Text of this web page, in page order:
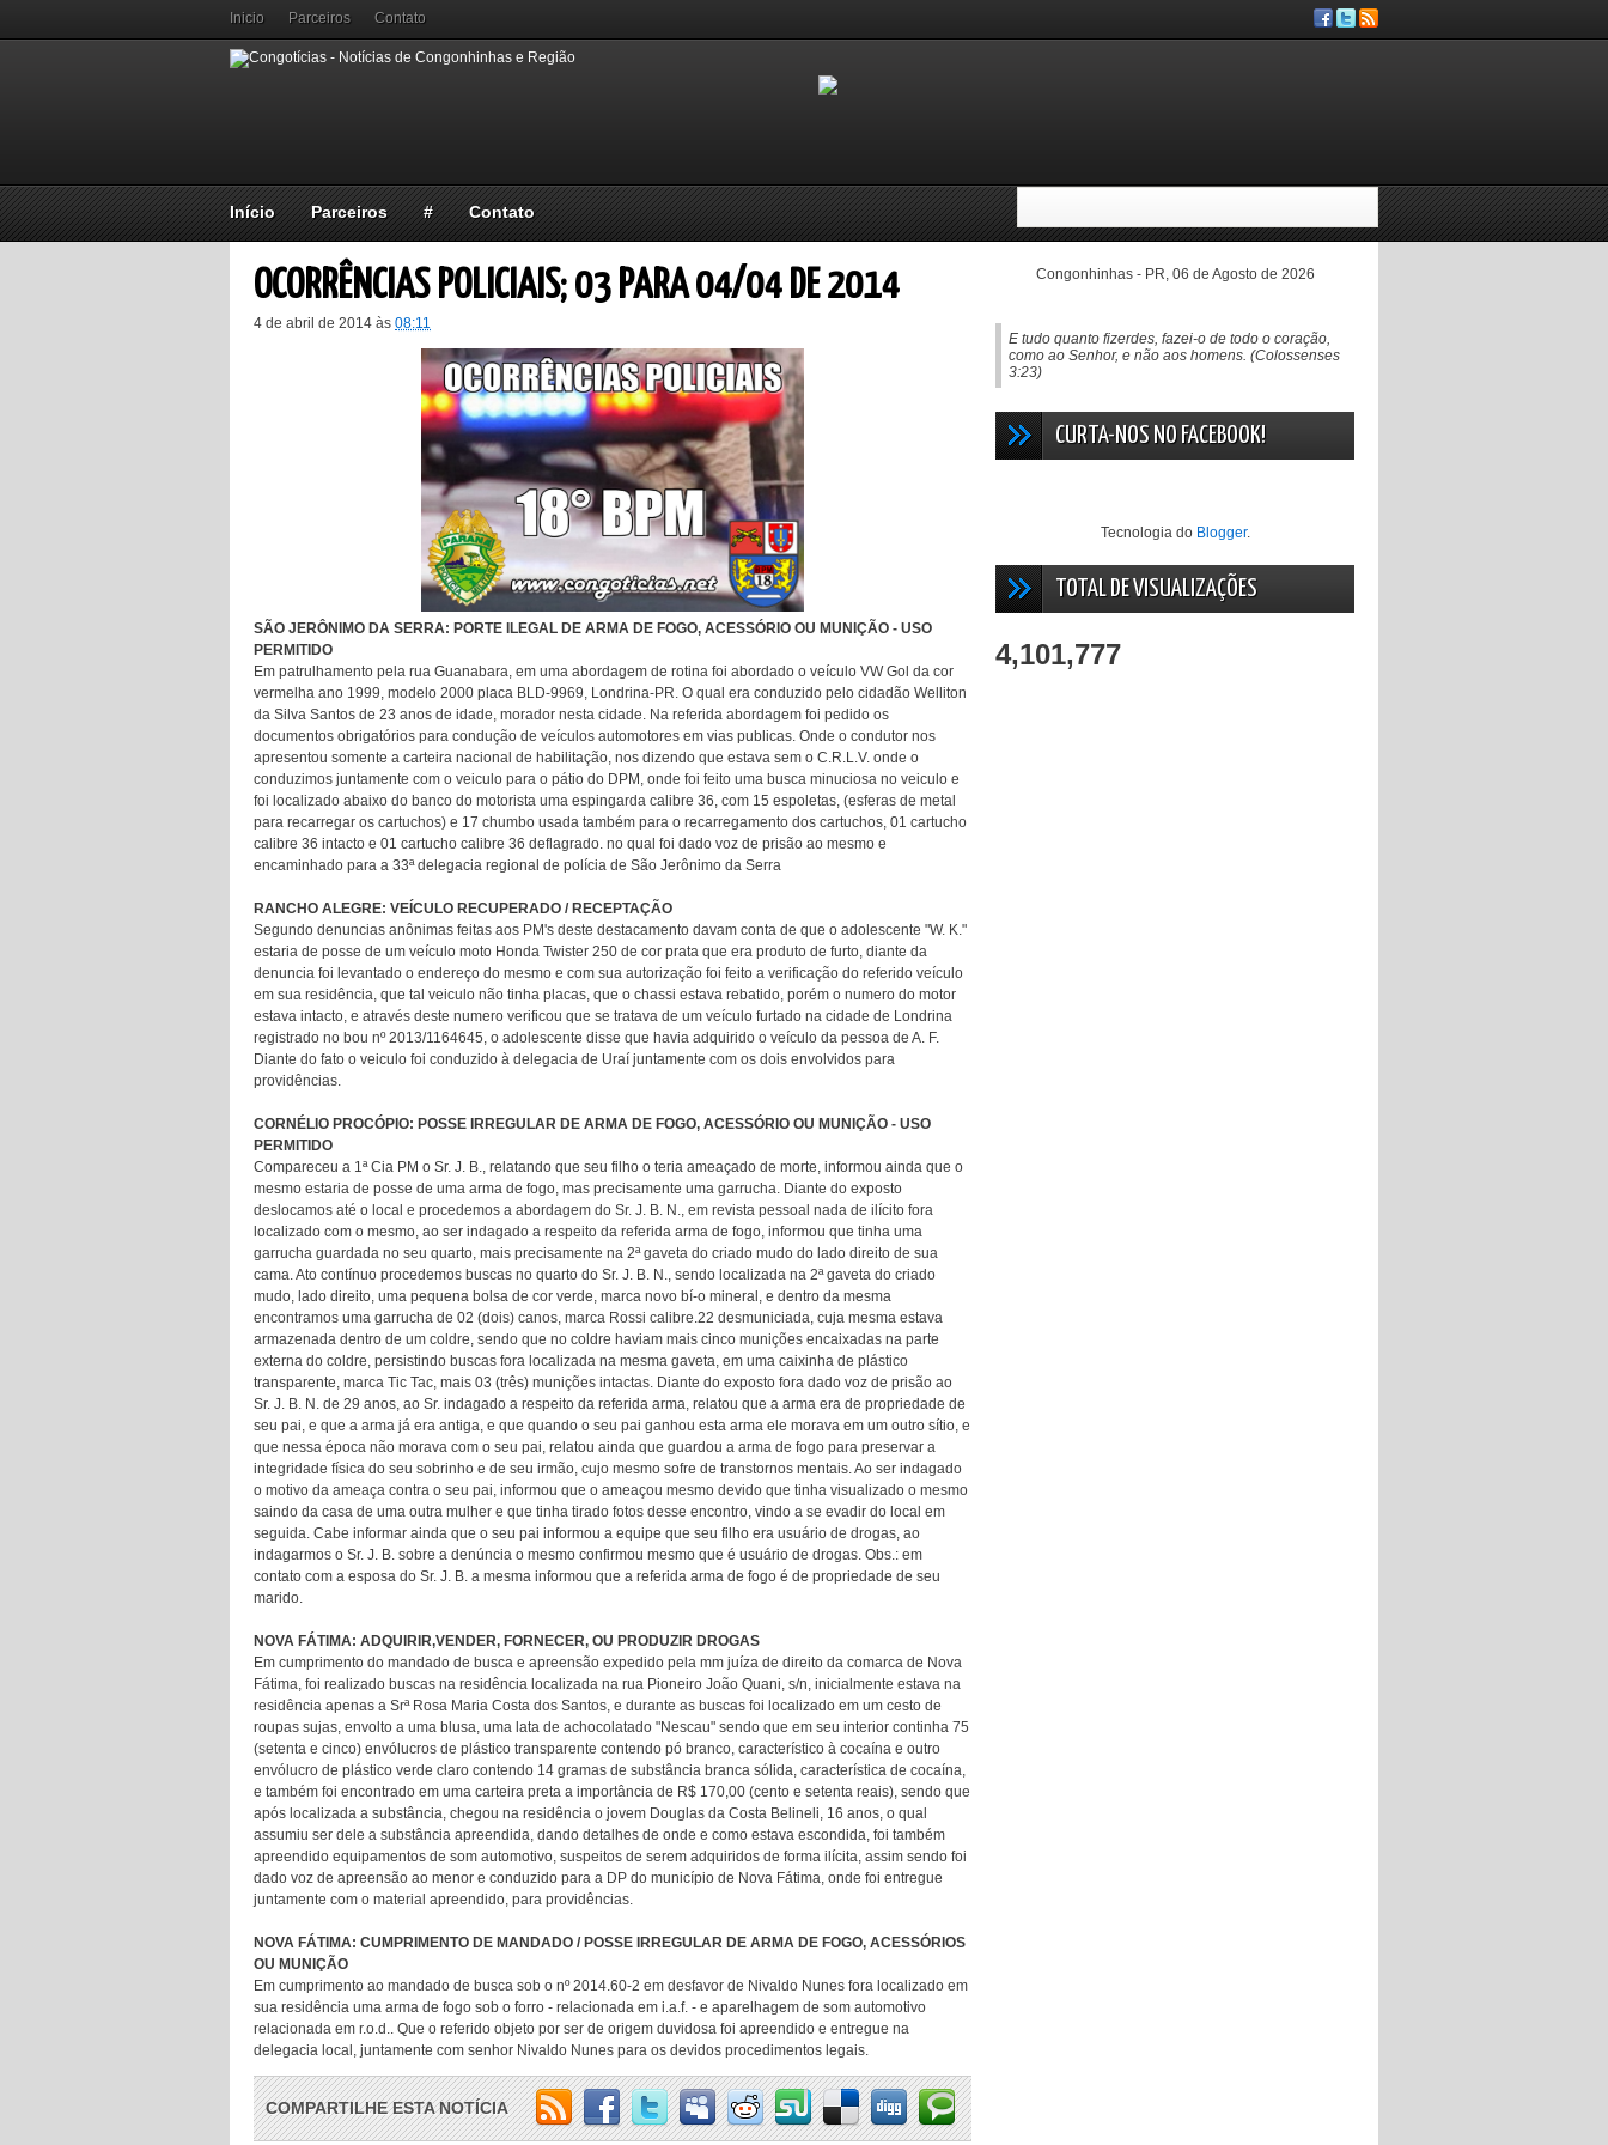
Inicio Parceiros Contato
Início Parceiros # Contato
OCORRÊNCIAS POLICIAIS; 03 PARA 04/04 DE 2014
4 de abril de 2014 às 08:11
SÃO JERÔNIMO DA SERRA: PORTE ILEGAL DE ARMA DE FOGO, ACESSÓRIO OU MUNIÇÃO - USO
PERMITIDO
Em patrulhamento pela rua Guanabara, em uma abordagem de rotina foi abordado o veículo VW Gol da cor
vermelha ano 1999, modelo 2000 placa BLD-9969, Londrina-PR. O qual era conduzido pelo cidadão Welliton
da Silva Santos de 23 anos de idade, morador nesta cidade. Na referida abordagem foi pedido os
documentos obrigatórios para condução de veículos automotores em vias publicas. Onde o condutor nos
apresentou somente a carteira nacional de habilitação, nos dizendo que estava sem o C.R.L.V. onde o
conduzimos juntamente com o veiculo para o pátio do DPM, onde foi feito uma busca minuciosa no veiculo e
foi localizado abaixo do banco do motorista uma espingarda calibre 36, com 15 espoletas, (esferas de metal
para recarregar os cartuchos) e 17 chumbo usada também para o recarregamento dos cartuchos, 01 cartucho
calibre 36 intacto e 01 cartucho calibre 36 deflagrado. no qual foi dado voz de prisão ao mesmo e
encaminhado para a 33ª delegacia regional de polícia de São Jerônimo da Serra
RANCHO ALEGRE: VEÍCULO RECUPERADO / RECEPTAÇÃO
Segundo denuncias anônimas feitas aos PM's deste destacamento davam conta de que o adolescente "W. K."
estaria de posse de um veículo moto Honda Twister 250 de cor prata que era produto de furto, diante da
denuncia foi levantado o endereço do mesmo e com sua autorização foi feito a verificação do referido veículo
em sua residência, que tal veiculo não tinha placas, que o chassi estava rebatido, porém o numero do motor
estava intacto, e através deste numero verificou que se tratava de um veículo furtado na cidade de Londrina
registrado no bou nº 2013/1164645, o adolescente disse que havia adquirido o veículo da pessoa de A. F.
Diante do fato o veiculo foi conduzido à delegacia de Uraí juntamente com os dois envolvidos para
providências.
CORNÉLIO PROCÓPIO: POSSE IRREGULAR DE ARMA DE FOGO, ACESSÓRIO OU MUNIÇÃO - USO
PERMITIDO
Compareceu a 1ª Cia PM o Sr. J. B., relatando que seu filho o teria ameaçado de morte, informou ainda que o
mesmo estaria de posse de uma arma de fogo, mas precisamente uma garrucha. Diante do exposto
deslocamos até o local e procedemos a abordagem do Sr. J. B. N., em revista pessoal nada de ilícito fora
localizado com o mesmo, ao ser indagado a respeito da referida arma de fogo, informou que tinha uma
garrucha guardada no seu quarto, mais precisamente na 2ª gaveta do criado mudo do lado direito de sua
cama. Ato contínuo procedemos buscas no quarto do Sr. J. B. N., sendo localizada na 2ª gaveta do criado
mudo, lado direito, uma pequena bolsa de cor verde, marca novo bí-o mineral, e dentro da mesma
encontramos uma garrucha de 02 (dois) canos, marca Rossi calibre.22 desmuniciada, cuja mesma estava
armazenada dentro de um coldre, sendo que no coldre haviam mais cinco munições encaixadas na parte
externa do coldre, persistindo buscas fora localizada na mesma gaveta, em uma caixinha de plástico
transparente, marca Tic Tac, mais 03 (três) munições intactas. Diante do exposto fora dado voz de prisão ao
Sr. J. B. N. de 29 anos, ao Sr. indagado a respeito da referida arma, relatou que a arma era de propriedade de
seu pai, e que a arma já era antiga, e que quando o seu pai ganhou esta arma ele morava em um outro sítio, e
que nessa época não morava com o seu pai, relatou ainda que guardou a arma de fogo para preservar a
integridade física do seu sobrinho e de seu irmão, cujo mesmo sofre de transtornos mentais. Ao ser indagado
o motivo da ameaça contra o seu pai, informou que o ameaçou mesmo devido que tinha visualizado o mesmo
saindo da casa de uma outra mulher e que tinha tirado fotos desse encontro, vindo a se evadir do local em
seguida. Cabe informar ainda que o seu pai informou a equipe que seu filho era usuário de drogas, ao
indagarmos o Sr. J. B. sobre a denúncia o mesmo confirmou mesmo que é usuário de drogas. Obs.: em
contato com a esposa do Sr. J. B. a mesma informou que a referida arma de fogo é de propriedade de seu
marido.
NOVA FÁTIMA: ADQUIRIR,VENDER, FORNECER, OU PRODUZIR DROGAS
Em cumprimento do mandado de busca e apreensão expedido pela mm juíza de direito da comarca de Nova
Fátima, foi realizado buscas na residência localizada na rua Pioneiro João Quani, s/n, inicialmente estava na
residência apenas a Srª Rosa Maria Costa dos Santos, e durante as buscas foi localizado em um cesto de
roupas sujas, envolto a uma blusa, uma lata de achocolatado "Nescau" sendo que em seu interior continha 75
(setenta e cinco) envólucros de plástico transparente contendo pó branco, característico à cocaína e outro
envólucro de plástico verde claro contendo 14 gramas de substância branca sólida, característica de cocaína,
e também foi encontrado em uma carteira preta a importância de R$ 170,00 (cento e setenta reais), sendo que
após localizada a substância, chegou na residência o jovem Douglas da Costa Belineli, 16 anos, o qual
assumiu ser dele a substância apreendida, dando detalhes de onde e como estava escondida, foi também
apreendido equipamentos de som automotivo, suspeitos de serem adquiridos de forma ilícita, assim sendo foi
dado voz de apreensão ao menor e conduzido para a DP do município de Nova Fátima, onde foi entregue
juntamente com o material apreendido, para providências.
NOVA FÁTIMA: CUMPRIMENTO DE MANDADO / POSSE IRREGULAR DE ARMA DE FOGO, ACESSÓRIOS
OU MUNIÇÃO
Em cumprimento ao mandado de busca sob o nº 2014.60-2 em desfavor de Nivaldo Nunes fora localizado em
sua residência uma arma de fogo sob o forro - relacionada em i.a.f. - e aparelhagem de som automotivo
relacionada em r.o.d.. Que o referido objeto por ser de origem duvidosa foi apreendido e entregue na
delegacia local, juntamente com senhor Nivaldo Nunes para os devidos procedimentos legais.
COMPARTILHE ESTA NOTÍCIA
Congonhinhas - PR, 06 de Agosto de 2026
E tudo quanto fizerdes, fazei-o de todo o coração,
como ao Senhor, e não aos homens. (Colossenses
3:23)
CURTA-NOS NO FACEBOOK!
Tecnologia do Blogger.
TOTAL DE VISUALIZAÇÕES
4,101,777